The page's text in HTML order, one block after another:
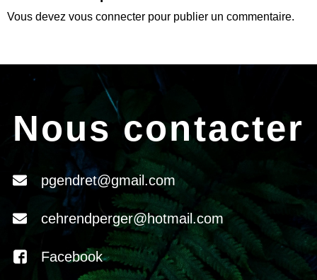
Vous devez vous connecter pour publier un commentaire.
Nous contacter
pgendret@gmail.com
cehrendperger@hotmail.com
Facebook